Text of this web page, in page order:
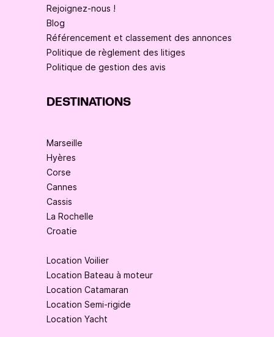
Rejoignez-nous !
Blog
Référencement et classement des annonces
Politique de règlement des litiges
Politique de gestion des avis
DESTINATIONS
Marseille
Hyères
Corse
Cannes
Cassis
La Rochelle
Croatie
Location Voilier
Location Bateau à moteur
Location Catamaran
Location Semi-rigide
Location Yacht